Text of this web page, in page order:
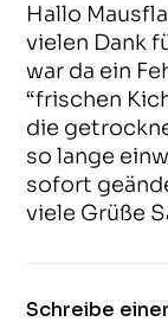
Hallo
vielen Dank
war da ein
“frischen
die
so lange
sofort
viele Grüße
Schreibe